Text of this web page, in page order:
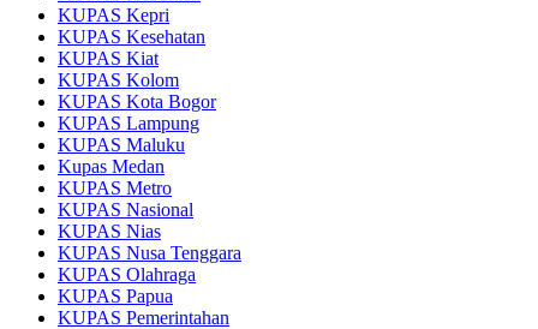
KUPAS Kepri
KUPAS Kesehatan
KUPAS Kiat
KUPAS Kolom
KUPAS Kota Bogor
KUPAS Lampung
KUPAS Maluku
Kupas Medan
KUPAS Metro
KUPAS Nasional
KUPAS Nias
KUPAS Nusa Tenggara
KUPAS Olahraga
KUPAS Papua
KUPAS Pemerintahan